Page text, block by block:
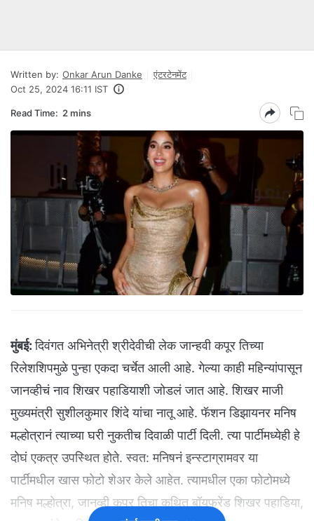
Written by: Onkar Arun Danke
एंटरटेनमेंट
Oct 25, 2024 16:11 IST
Read Time: 2 mins
मुंबई: दिवंगत अभिनेत्री श्रीदेवीची लेक जान्हवी कपूर तिच्या
रिलेशशिपमुळे पुन्हा एकदा चर्चेत आली आहे. गेल्या काही महिन्यांपासून
जानव्हीचं नाव शिखर पहाडियाशी जोडलं जात आहे. शिखर माजी
मुख्यमंत्री सुशीलकुमार शिंदे यांचा नातू आहे. फॅशन डिझायनर मनिष
मल्होत्रानं त्याच्या घरी नुकतीच दिवाळी पार्टी दिली. त्या पार्टीमध्येही हे
दोघं एकत्र उपस्थित होते. स्वत: मनिषनं इन्स्टाग्रामवर या
पार्टीमधील खास फोटो शेअर केले आहेत. त्यामधील एका फोटोमध्ये
मनिष मल्होत्रा, जानव्ही कपूर तिचा कथित बॉयफ्रेंड शिखर पहाडिया,